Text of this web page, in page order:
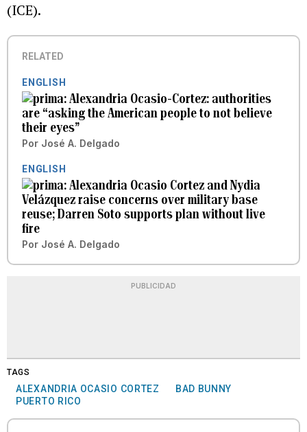
(ICE).
RELATED
ENGLISH
Alexandria Ocasio-Cortez: authorities
are “asking the American people to not believe
their eyes”
Por José A. Delgado
ENGLISH
Alexandria Ocasio Cortez and Nydia
Velázquez raise concerns over military base
reuse; Darren Soto supports plan without live
fire
Por José A. Delgado
PUBLICIDAD
TAGS
ALEXANDRIA OCASIO CORTEZ
BAD BUNNY
PUERTO RICO